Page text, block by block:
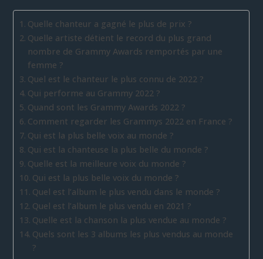
Quelle chanteur a gagné le plus de prix ?
Quelle artiste détient le record du plus grand
nombre de Grammy Awards remportés par une
femme ?
Quel est le chanteur le plus connu de 2022 ?
Qui performe au Grammy 2022 ?
Quand sont les Grammy Awards 2022 ?
Comment regarder les Grammys 2022 en France ?
Qui est la plus belle voix au monde ?
Qui est la chanteuse la plus belle du monde ?
Quelle est la meilleure voix du monde ?
Qui est la plus belle voix du monde ?
Quel est l’album le plus vendu dans le monde ?
Quel est l’album le plus vendu en 2021 ?
Quelle est la chanson la plus vendue au monde ?
Quels sont les 3 albums les plus vendus au monde
?